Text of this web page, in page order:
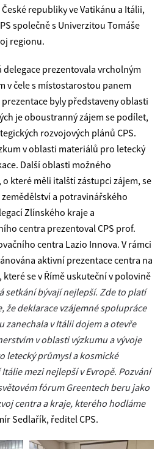
republiky ve Vatikánu a Itálii,
společně s Univerzitou Tomáše
regionu.
delegace prezentovala vrcholným
v čele s místostarostou panem
byly představeny oblasti
je oboustranný zájem se podílet,
rozvojových plánů CPS.
v oblasti materiálů pro letecký
Další oblasti možného
které měli italští zástupci zájem, se
a potravinářského
Zlínského kraje a
centra prezentoval CPS prof.
centra Lazio Innova. V rámci
aktivní prezentace centra na
se v Římě uskuteční v polovině
setkání bývají nejlepší. Zde to platí
že deklarace vzájemné spolupráce
zanechala v Itálii dojem a otevře
v oblasti výzkumu a vývoje
letecký průmysl a kosmické
mezi nejlepší v Evropě. Pozvání
fórum Greentech beru jako
centra a kraje, kterého hodláme
Sedlařík, ředitel CPS.